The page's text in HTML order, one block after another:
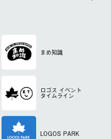
まめ知識
ロゴス イベント
タイムライン
LOGOS PARK